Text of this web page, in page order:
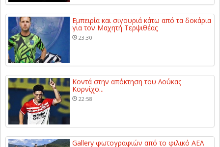
Εμπειρία και σιγουριά κάτω από τα δοκάρια
για τον Μαχητή Τερψιθέας
23:30
Κοντά στην απόκτηση του Λούκας
Κορνίχο...
22:58
Gallery φωτογραφιών από το φιλικό ΑΕΛ